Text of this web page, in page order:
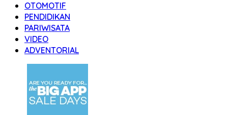
OTOMOTIF
PENDIDIKAN
PARIWISATA
VIDEO
ADVENTORIAL